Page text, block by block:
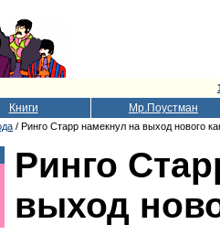
Книги Мр.Поустман
/ Ринго Старр намекнул на выход нового
Ринго
выход